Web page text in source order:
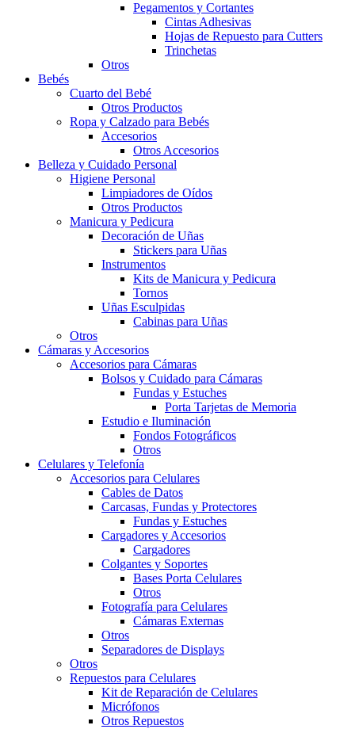
Pegamentos y Cortantes
Cintas Adhesivas
Hojas de Repuesto para Cutters
Trinchetas
Otros
Bebés
Cuarto del Bebé
Otros Productos
Ropa y Calzado para Bebés
Accesorios
Otros Accesorios
Belleza y Cuidado Personal
Higiene Personal
Limpiadores de Oídos
Otros Productos
Manicura y Pedicura
Decoración de Uñas
Stickers para Uñas
Instrumentos
Kits de Manicura y Pedicura
Tornos
Uñas Esculpidas
Cabinas para Uñas
Otros
Cámaras y Accesorios
Accesorios para Cámaras
Bolsos y Cuidado para Cámaras
Fundas y Estuches
Porta Tarjetas de Memoria
Estudio e Iluminación
Fondos Fotográficos
Otros
Celulares y Telefonía
Accesorios para Celulares
Cables de Datos
Carcasas, Fundas y Protectores
Fundas y Estuches
Cargadores y Accesorios
Cargadores
Colgantes y Soportes
Bases Porta Celulares
Otros
Fotografía para Celulares
Cámaras Externas
Otros
Separadores de Displays
Otros
Repuestos para Celulares
Kit de Reparación de Celulares
Micrófonos
Otros Repuestos